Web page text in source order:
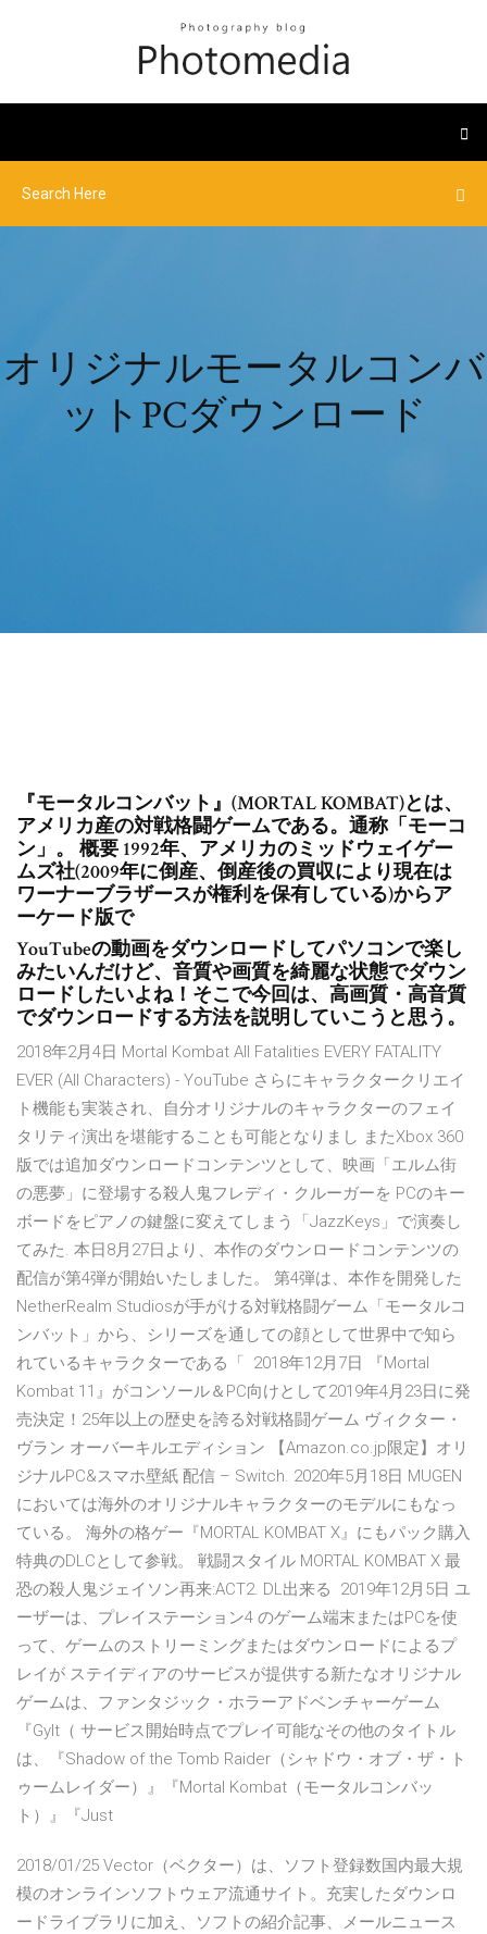
オリジナルモータルコンバ
ットPCダウンロード
『モータルコンバット』(MORTAL KOMBAT)とは、
アメリカ産の対戦格闘ゲームである。通称「モーコ
ン」。 概要 1992年、アメリカのミッドウェイゲー
ムズ社(2009年に倒産、倒産後の買収により現在は
ワーナーブラザースが権利を保有している)からア
ーケード版で
YouTubeの動画をダウンロードしてパソコンで楽し
みたいんだけど、音質や画質を綺麗な状態でダウン
ロードしたいよね！そこで今回は、高画質・高音質
でダウンロードする方法を説明していこうと思う。
2018年2月4日 Mortal Kombat All Fatalities EVERY FATALITY
EVER (All Characters) - YouTube さらにキャラクタークリエイ
ト機能も実装され、自分オリジナルのキャラクターのフェイ
タリティ演出を堪能することも可能となりまし またXbox 360
版では追加ダウンロードコンテンツとして、映画「エルム街
の悪夢」に登場する殺人鬼フレディ・クルーガーを PCのキー
ボードをピアノの鍵盤に変えてしまう「JazzKeys」で演奏し
てみた. 本日8月27日より、本作のダウンロードコンテンツの
配信が第4弾が開始いたしました。 第4弾は、本作を開発した
NetherRealm Studiosが手がける対戦格闘ゲーム「モータルコ
ンバット」から、シリーズを通しての顔として世界中で知ら
れているキャラクターである「 2018年12月7日 『Mortal
Kombat 11』がコンソール＆PC向けとして2019年4月23日に発
売決定！25年以上の歴史を誇る対戦格闘ゲーム ヴィクター・
ヴラン オーバーキルエディション 【Amazon.co.jp限定】オリ
ジナルPC&スマホ壁紙 配信 – Switch. 2020年5月18日 MUGEN
においては海外のオリジナルキャラクターのモデルにもなっ
ている。 海外の格ゲー『MORTAL KOMBAT X』にもパック購入
特典のDLCとして参戦。 戦闘スタイル MORTAL KOMBAT X 最
恐の殺人鬼ジェイソン再来:ACT2. DL出来る 2019年12月5日 ユ
ーザーは、プレイステーション4 のゲーム端末またはPCを使
って、ゲームのストリーミングまたはダウンロードによるプ
レイが ステイディアのサービスが提供する新たなオリジナル
ゲームは、ファンタジック・ホラーアドベンチャーゲーム
『Gylt（ サービス開始時点でプレイ可能なその他のタイトル
は、『Shadow of the Tomb Raider（シャドウ・オブ・ザ・ト
ゥームレイダー）』『Mortal Kombat（モータルコンバッ
ト）』『Just
2018/01/25 Vector（ベクター）は、ソフト登録数国内最大規
模のオンラインソフトウェア流通サイト。充実したダウンロ
ードライブラリに加え、ソフトの紹介記事、メールニュース